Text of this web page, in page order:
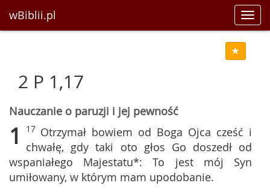
wBiblii.pl
2 P 1,17
Nauczanie o paruzji i jej pewność
1 17 Otrzymał bowiem od Boga Ojca cześć i
chwałę, gdy taki oto głos Go doszedł od
wspaniałego Majestatu*: To jest mój Syn
umiłowany, w którym mam upodobanie.